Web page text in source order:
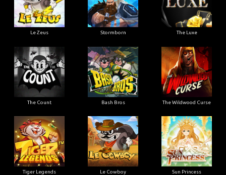
Le Zeus Stormborn The Luxe
The Count Bash Bros The Wildwood Curse
Tiger Legends Le Cowboy Sun Princess